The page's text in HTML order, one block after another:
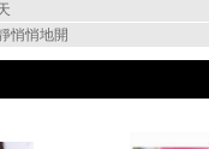
悄悄地開